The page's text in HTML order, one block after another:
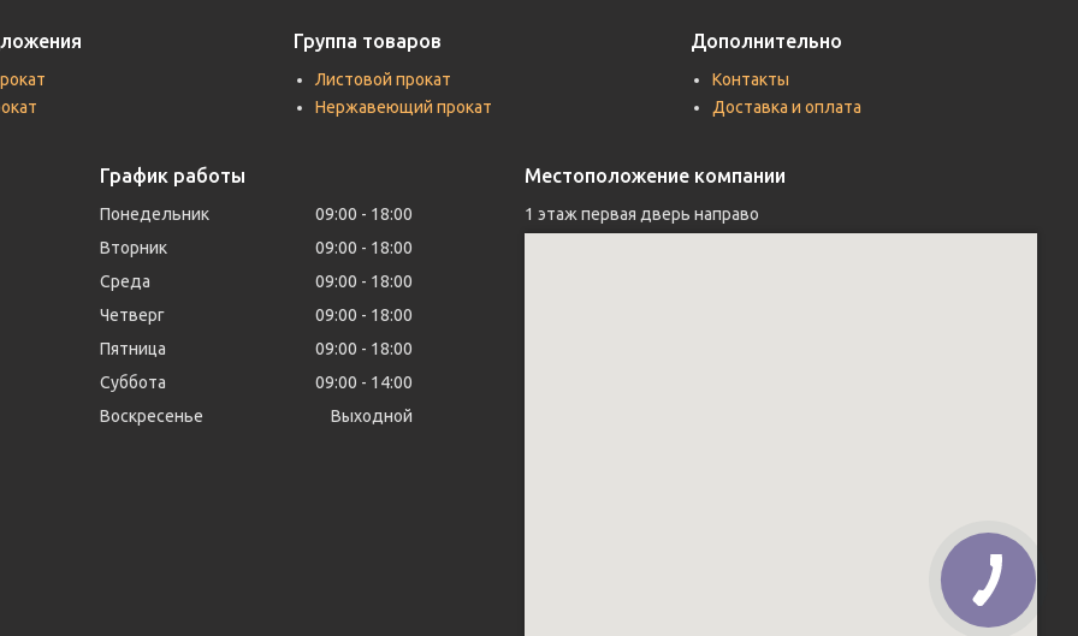
Группа товаров
Листовой прокат
Нержавеющий прокат
Дополнительно
Контакты
Доставка и оплата
График работы
Понедельник 09:00
18:00
Вторник
09:00
18:00
Среда
09:00
18:00
Четверг
09:00
18:00
Пятница
09:00
18:00
Суббота
09:00
14:00
Воскресенье
Выходной
Местоположение компании
1 этаж первая дверь направо